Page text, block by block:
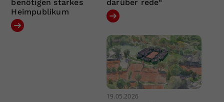
benötigen starkes
Heimpublikum
darüber rede“
19.05.2026